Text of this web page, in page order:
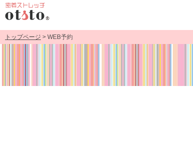
トップページ > WEB予約